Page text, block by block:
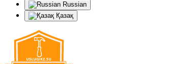
Russian
Қазақ